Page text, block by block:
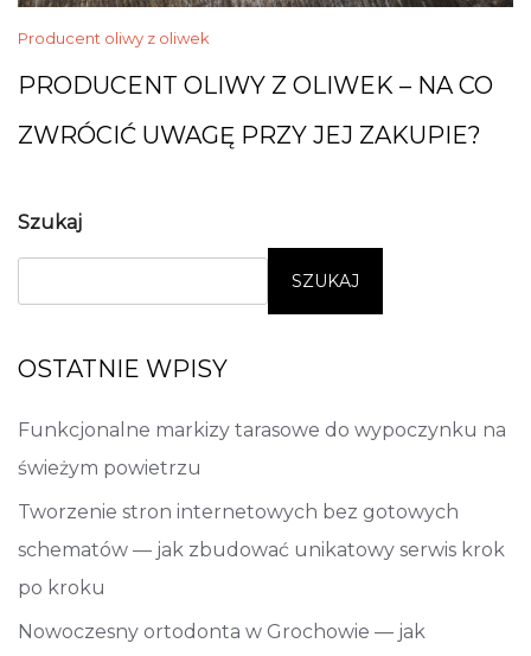
Producent oliwy z oliwek
PRODUCENT OLIWY Z OLIWEK – NA CO
ZWRÓCIĆ UWAGĘ PRZY JEJ ZAKUPIE?
Szukaj
SZUKAJ
OSTATNIE WPISY
Funkcjonalne markizy tarasowe do wypoczynku na
świeżym powietrzu
Tworzenie stron internetowych bez gotowych
schematów — jak zbudować unikatowy serwis krok
po kroku
Nowoczesny ortodonta w Grochowie — jak